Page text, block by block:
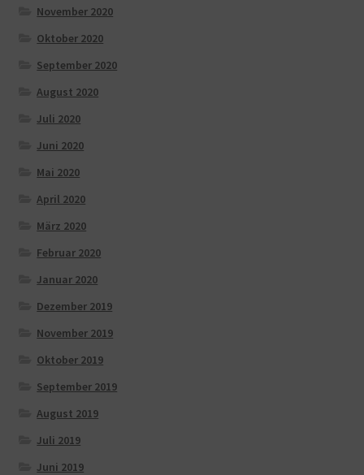
November 2020
Oktober 2020
September 2020
August 2020
Juli 2020
Juni 2020
Mai 2020
April 2020
März 2020
Februar 2020
Januar 2020
Dezember 2019
November 2019
Oktober 2019
September 2019
August 2019
Juli 2019
Juni 2019